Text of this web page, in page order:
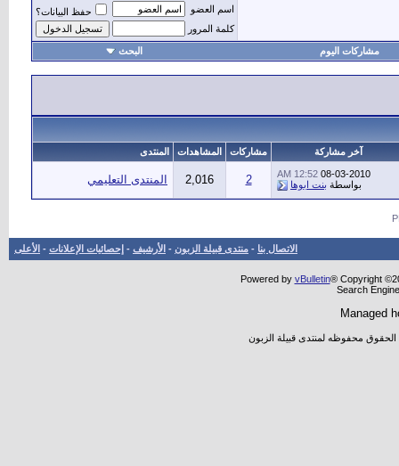
اسم العضو
حفظ البيانات؟
كلمة المرور
مشاركات اليوم البحث
آخر مشاركة مشاركات المشاهدات المنتدى
08-03-2010
12:52 AM
بواسطة بنت ابوها 2
2,016 المنتدى التعليمي
الاتصال بنا - منتدى قبيلة الزبون - الأرشيف - إحصائيات الإعلانات - الأعلى
Powered by vBulletin® Copyright
Search
Managed
الحقوق محفوظه لمنتدى قبيلة الزبون